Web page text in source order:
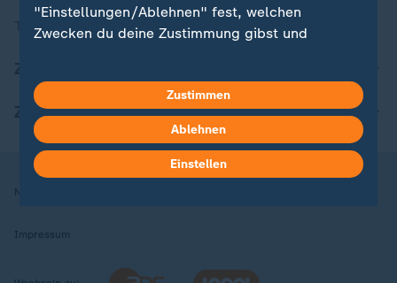
Themen im Überblick
ZDFheute Apps
Nutzungsbedingungen
Impressum
"Einstellungen/Ablehnen" fest, welchen
Zwecken du deine Zustimmung gibst und
in deinen Einstellungen widerrufen oder ändern.
Hier findest du das Impressum.
Weitere Informationen findest du in unserer
Datenschutzerklärung.
Zustimmen
Ablehnen
Einstellen